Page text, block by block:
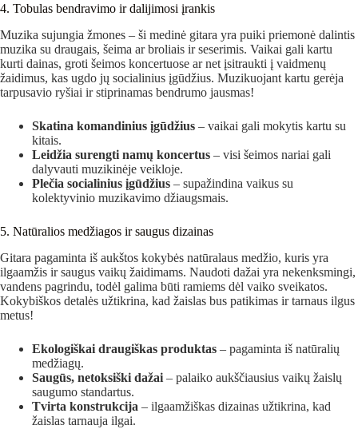
4. Tobulas bendravimo ir dalijimosi įrankis
Muzika sujungia žmones – ši medinė gitara yra puiki priemonė dalintis
muzika su draugais, šeima ar broliais ir seserimis. Vaikai gali kartu
kurti dainas, groti šeimos koncertuose ar net įsitraukti į vaidmenų
žaidimus, kas ugdo jų socialinius įgūdžius. Muzikuojant kartu gerėja
tarpusavio ryšiai ir stiprinamas bendrumo jausmas!
Skatina komandinius įgūdžius – vaikai gali mokytis kartu su
kitais.
Leidžia surengti namų koncertus – visi šeimos nariai gali
dalyvauti muzikinėje veikloje.
Plečia socialinius įgūdžius – supažindina vaikus su
kolektyvinio muzikavimo džiaugsmais.
5. Natūralios medžiagos ir saugus dizainas
Gitara pagaminta iš aukštos kokybės natūralaus medžio, kuris yra
ilgaamžis ir saugus vaikų žaidimams. Naudoti dažai yra nekenksmingi,
vandens pagrindu, todėl galima būti ramiems dėl vaiko sveikatos.
Kokybiškos detalės užtikrina, kad žaislas bus patikimas ir tarnaus ilgus
metus!
Ekologiškai draugiškas produktas – pagaminta iš natūralių
medžiagų.
Saugūs, netoksiški dažai – palaiko aukščiausius vaikų žaislų
saugumo standartus.
Tvirta konstrukcija – ilgaamžiškas dizainas užtikrina, kad
žaislas tarnauja ilgai.